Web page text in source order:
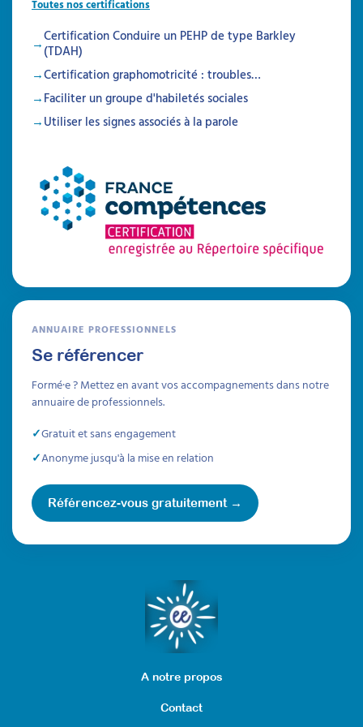
DIY
Boîte à histoires : un outil
pédagogique innovant sur
les émotions des tout-petits
Aider les enfants à identifier et gérer leurs
pédagogique innovant pour aider les enfants
à identifier et gérer leurs émotions. Matériel
complet à télécharger !
Toutes nos certifications
Certification Conduire un PEHP de type Barkley
(TDAH)
Certification graphomotricité : troubles…
Faciliter un groupe d'habiletés sociales
Utiliser les signes associés à la parole
ANNUAIRE PROFESSIONNELS
Se référencer
Formé·e ? Mettez en avant vos accompagnements dans notre
annuaire de professionnels.
Gratuit et sans engagement
Anonyme jusqu'à la mise en relation
Référencez-vous gratuitement →
A notre propos
Contact